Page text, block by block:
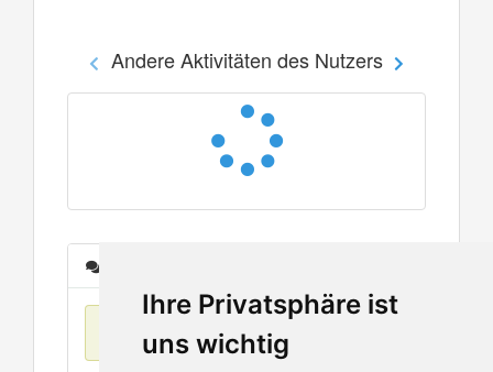
Ihre Privatsphäre ist
uns wichtig
Andere Aktivitäten des Nutzers
Keine Einträge